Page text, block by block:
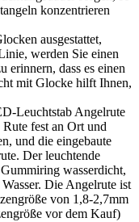
konzentrieren
ausgestattet,
werden Sie einen
erinnern, dass es einen
mit Glocke hilft Ihnen,
Leuchtstab Angelrute
fest an Ort und
und die eingebaute
Der leuchtende
wasserdicht,
Die Angelrute ist
von 1,8-2,7mm
vor dem Kauf)